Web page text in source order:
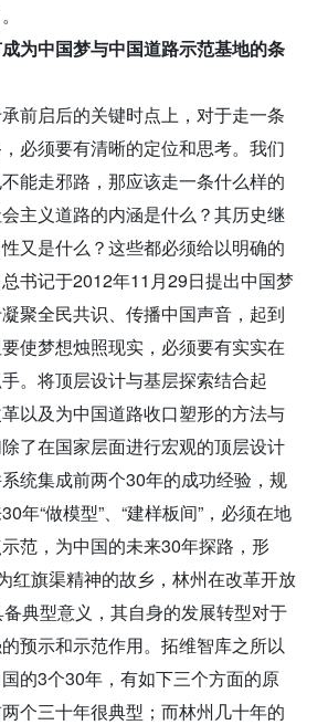
为中国梦与中国道路示范基地的条
启后的关键时点上，对于走一条
必须要有清晰的定位和思考。我们
能走邪路，那应该走一条什么样的
主义道路的内涵是什么？其历史继
又是什么？这些都必须给以明确的
书记于2012年11月29日提出中国梦
聚全民共识、传播中国声音，起到
使梦想烛照现实，必须要有实实在
。将顶层设计与基层探索结合起
以及为中国道路收口塑形的方法与
了在国家层面进行宏观的顶层设计
统集成前两个30年的成功经验，规
年“做模型”、“建样板间”，必须在地
范，为中国的未来30年探路，形
红旗渠精神的故乡，林州在改革开放
典型意义，其自身的发展转型对于
预示和示范作用。拓维智库之所以
的3个30年，有如下三个方面的原
个三十年很典型；而林州几十年的